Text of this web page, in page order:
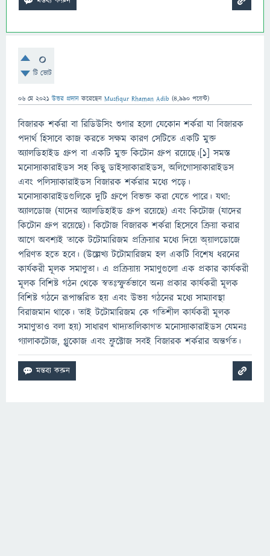
0
টি ভোট
06 মে 2021 উত্তর প্রদান করেছেন Musfiqur Rhaman Adib (4,990 পয়েন্ট)
বিজারক শর্করা বা রিডিউসিং শুগার হলো যেকোন শর্করা যা বিজারক
পদার্থ হিসাবে কাজ করতে সক্ষম কারণ সেটিতে একটি মুক্ত
অ্যালডিহাইড গ্রুপ বা একটি মুক্ত কিটোন গ্রুপ রয়েছে।[১] সমস্ত
মনোস্যাকারাইডস সহ কিছু ডাইস্যাকারাইডস, অলিগোস্যাকারাইডস
এবং পলিস্যাকারাইডস বিজারক শর্করার মধ্যে পড়ে।
মনোস্যাকারাইডগুলিকে দুটি গ্রুপে বিভক্ত করা যেতে পারে। যথা:
অ্যালডোজ (যাদের অ্যালডিহাইড গ্রুপ রয়েছে) এবং কিটোজ (যাদের
কিটোন গ্রুপ রয়েছে)। কিটোজ বিজারক শর্করা হিসেবে ক্রিয়া করার
আগে অবশ্যই তাকে টটোমারিজম প্রক্রিয়ার মধ্যে দিয়ে অ্য়ালডোজে
পরিণত হতে হবে। (উল্লেখ্য টটোমারিজম হল একটি বিশেষ ধরনের
কার্যকরী মূলক সমাণুতা। এ প্রক্রিয়ায় সমাণুগুলো এক প্রকার কার্যকরী
মূলক বিশিষ্ট গঠন থেকে স্বতঃস্ফুর্তভাবে অন্য প্রকার কার্যকরী মূলক
বিশিষ্ট গঠনে রূপান্তরিত হয় এবং উভয় গঠনের মধ্যে সাম্যাবস্থা
বিরাজমান থাকে। তাই টটোমারিজম কে গতিশীল কার্যকরী মূলক
সমাণুতাও বলা হয়) সাধারণ খাদ্যতালিকাগত মনোস্যাকারাইডস যেমনঃ
গ্যালাকটোজ, গ্লুকোজ এবং ফ্রুক্টোজ সবই বিজারক শর্করার অন্তর্গত।